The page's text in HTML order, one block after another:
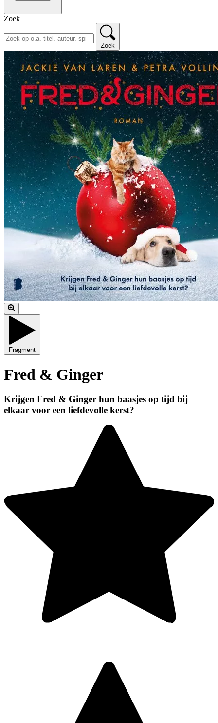
Zoek
Zoek
Fragment
Fred & Ginger
Krijgen Fred & Ginger hun baasjes op tijd bij
elkaar voor een liefdevolle kerst?